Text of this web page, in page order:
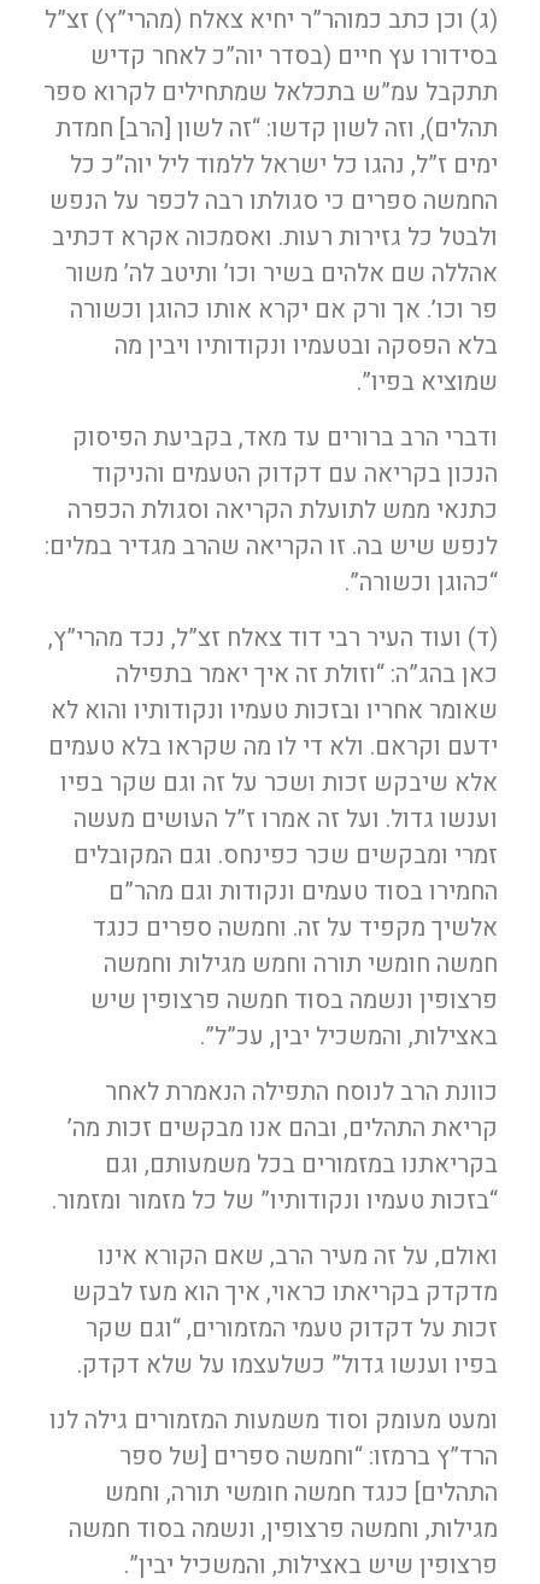
(ג) וכן כתב כמוהר”ר יחיא צאלח (מהרי”ץ) זצ”ל
בסידורו עץ חיים (בסדר יוה”כ לאחר קדיש
תתקבל עמ”ש בתכלאל שמתחילים לקרוא ספר
תהלים), וזה לשון קדשו: “זה לשון [הרב] חמדת
ימים ז”ל, נהגו כל ישראל ללמוד ליל יוה”כ כל
החמשה ספרים כי סגולתו רבה לכפר על הנפש
ולבטל כל גזירות רעות. ואסמכוה אקרא דכתיב
אהללה שם אלהים בשיר וכו’ ותיטב לה’ משור
פר וכו’. אך ורק אם יקרא אותו כהוגן וכשורה
בלא הפסקה ובטעמיו ונקודותיו ויבין מה
שמוציא בפיו”.
ודברי הרב ברורים עד מאד, בקביעת הפיסוק
הנכון בקריאה עם דקדוק הטעמים והניקוד
כתנאי ממש לתועלת הקריאה וסגולת הכפרה
לנפש שיש בה. זו הקריאה שהרב מגדיר במלים:
“כהוגן וכשורה”.
(ד) ועוד העיר רבי דוד צאלח זצ”ל, נכד מהרי”ץ,
כאן בהג”ה: “וזולת זה איך יאמר בתפילה
שאומר אחריו ובזכות טעמיו ונקודותיו והוא לא
ידעם וקראם. ולא די לו מה שקראו בלא טעמים
אלא שיבקש זכות ושכר על זה וגם שקר בפיו
וענשו גדול. ועל זה אמרו ז”ל העושים מעשה
זמרי ומבקשים שכר כפינחס. וגם המקובלים
החמירו בסוד טעמים ונקודות וגם מהר”ם
אלשיך מקפיד על זה. וחמשה ספרים כנגד
חמשה חומשי תורה וחמש מגילות וחמשה
פרצופין ונשמה בסוד חמשה פרצופין שיש
באצילות, והמשכיל יבין, עכ”ל”.
כוונת הרב לנוסח התפילה הנאמרת לאחר
קריאת התהלים, ובהם אנו מבקשים זכות מה’
בקריאתנו במזמורים בכל משמעותם, וגם
“בזכות טעמיו ונקודותיו” של כל מזמור ומזמור.
ואולם, על זה מעיר הרב, שאם הקורא אינו
מדקדק בקריאתו כראוי, איך הוא מעז לבקש
זכות על דקדוק טעמי המזמורים, “וגם שקר
בפיו וענשו גדול” כשלעצמו על שלא דקדק.
ומעט מעומק וסוד משמעות המזמורים גילה לנו
הרד”ץ ברמזו: “וחמשה ספרים [של ספר
התהלים] כנגד חמשה חומשי תורה, וחמש
מגילות, וחמשה פרצופין, ונשמה בסוד חמשה
פרצופין שיש באצילות, והמשכיל יבין”.